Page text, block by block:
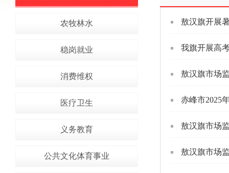
农牧林水
稳岗就业
消费维权
医疗卫生
义务教育
公共文化体育事业
敖汉旗开展
我旗开展高
敖汉旗市场
赤峰市2025
敖汉旗市场
敖汉旗市场